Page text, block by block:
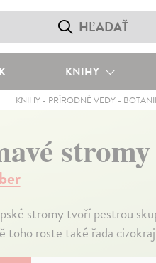
KNIHY
KNIHY - PRÍRODNÉ VEDY -
stromy
stromy tvoří pestrou
toho roste také řada